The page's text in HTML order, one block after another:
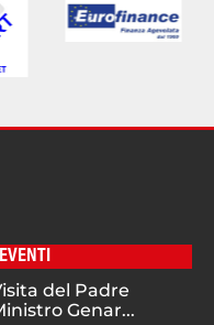
EVENTI
del Padre
Genar...